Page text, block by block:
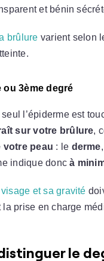
et bénin
brûlure varient selon
ou 3ème degré
seul l’épiderme est
sur votre brûlure,
votre peau : le derme
indique doncà
et sa gravité
prise en charge
le